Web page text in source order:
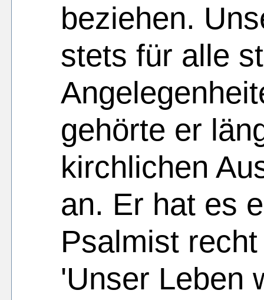
beziehen.
stets für alle
gehörte er
kirchlichen
an. Er hat es
Psalmist
'Unser Leben